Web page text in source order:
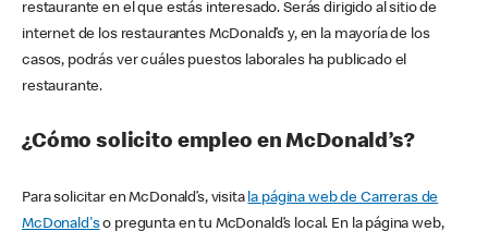
restaurante en el que estás interesado. Serás dirigido al sitio de
internet de los restaurantes McDonald’s y, en la mayoría de los
casos, podrás ver cuáles puestos laborales ha publicado el
restaurante.
¿Cómo solicito empleo en McDonald’s?
Para solicitar en McDonald’s, visita la página web de Carreras de
McDonald'so pregunta en tu McDonald’s local. En la página web,